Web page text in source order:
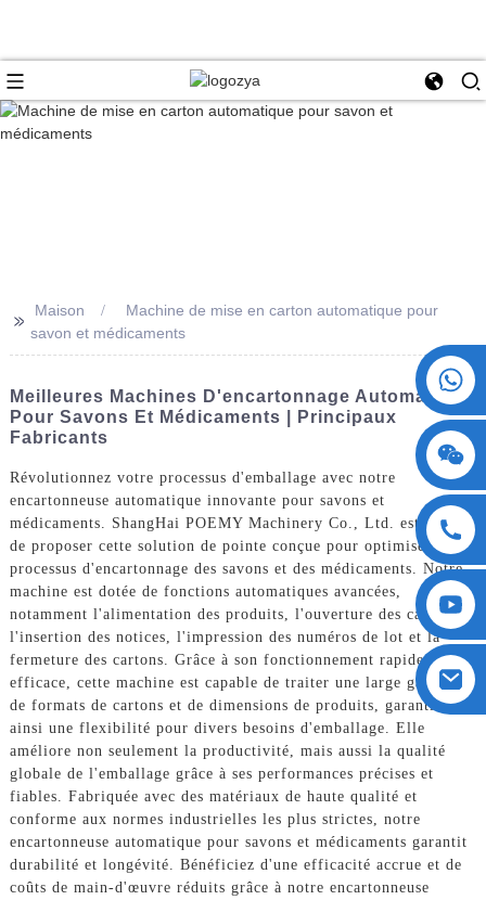
>>
Maison
Machine de mise en carton automatique pour
savon et médicaments
Meilleures Machines D'encartonnage Automatique
Pour Savons Et Médicaments | Principaux
Fabricants
Révolutionnez votre processus d'emballage avec notre
encartonneuse automatique innovante pour savons et
médicaments. ShangHai POEMY Machinery Co., Ltd. est fière
de proposer cette solution de pointe conçue pour optimiser le
processus d'encartonnage des savons et des médicaments. Notre
machine est dotée de fonctions automatiques avancées,
notamment l'alimentation des produits, l'ouverture des cartons,
l'insertion des notices, l'impression des numéros de lot et la
fermeture des cartons. Grâce à son fonctionnement rapide et
efficace, cette machine est capable de traiter une large gamme
de formats de cartons et de dimensions de produits, garantissant
ainsi une flexibilité pour divers besoins d'emballage. Elle
améliore non seulement la productivité, mais aussi la qualité
globale de l'emballage grâce à ses performances précises et
fiables. Fabriquée avec des matériaux de haute qualité et
conforme aux normes industrielles les plus strictes, notre
encartonneuse automatique pour savons et médicaments garantit
durabilité et longévité. Bénéficiez d'une efficacité accrue et de
coûts de main-d'œuvre réduits grâce à notre encartonneuse